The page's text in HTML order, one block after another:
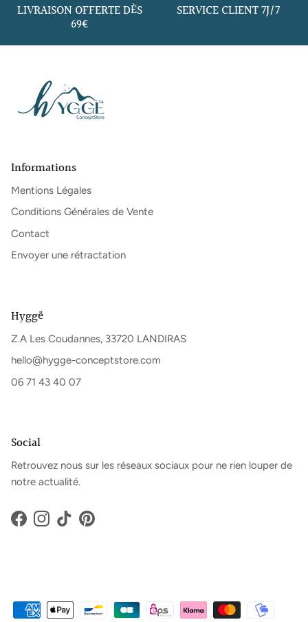
LIVRAISON OFFERTE DÈS
69€
SERVICE CLIENT 7J/7
Informations
Mentions Légales
Conditions Générales de Vente
Contact
Envoyer une rétractation
Hyggë
Z.A Les Coudannes, 33720 LANDIRAS
hello@hygge-conceptstore.com
06 71 43 40 07
Social
Retrouvez nous sur les réseaux sociaux pour ne rien louper de
notre actualité.
FacebookInstagram
TikTokPinterest